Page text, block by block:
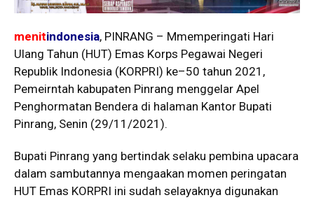
menitindonesia, PINRANG – Mmemperingati Hari
Ulang Tahun (HUT) Emas Korps Pegawai Negeri
Republik Indonesia (KORPRI) ke–50 tahun 2021,
Pemeirntah kabupaten Pinrang menggelar Apel
Penghormatan Bendera di halaman Kantor Bupati
Pinrang, Senin (29/11/2021).
Bupati Pinrang yang bertindak selaku pembina upacara
dalam sambutannya mengaakan momen peringatan
HUT Emas KORPRI ini sudah selayaknya digunakan